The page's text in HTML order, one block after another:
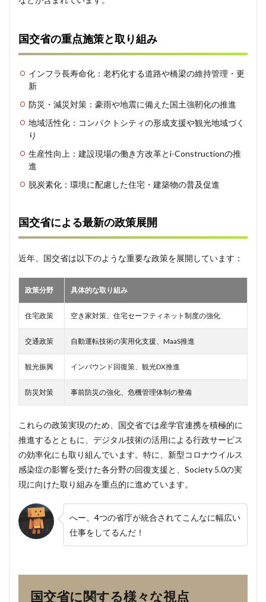
質問
Q: 国交
称です
省の主
すか？
Q: 国交
省の採
用試験
て教え
7.3.4
Q: 国交
庁舎は
どこに
ありま
すか？
国交省の重点施策と取り組み
インフラ長寿命化：老朽化する道路や橋梁の維持管理・更
新
防災・減災対策：豪雨や地震に備えた国土強靭化の推進
地域活性化：コンパクトシティの形成支援や観光地域づく
り
生産性向上：建設現場の働き方改革とi-Constructionの推
進
脱炭素化：環境に配慮した住宅・建築物の普及促進
国交省による最新の政策展開
近年、国交省は以下のような重要な政策を展開しています：
政策分野 具体的な取り組み
住宅政策 空き家対策、住宅セーフティネット制度の強化
交通政策 自動運転技術の実用化支援、MaaS推進
観光振興 インバウンド回復策、観光DX推進
防災対策 事前防災の強化、危機管理体制の整備
これらの政策実現のため、国交省では産学官連携を積極的に
推進するとともに、デジタル技術の活用による行政サービス
の効率化にも取り組んでいます。特に、新型コロナウイルス
感染症の影響を受けた各分野の回復支援と、Society 5.0の実
現に向けた取り組みを重点的に進めています。
へー、4つの省庁が統合されてこんなに幅広い
仕事をしてるんだ！
国交省に関する様々な視点